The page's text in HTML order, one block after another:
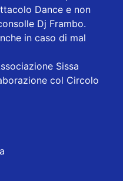
Dance e non
Dj Frambo.
in caso di mal
Sissa
col Circolo